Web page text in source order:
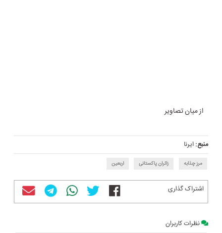
از میان تصاویر
منبع:ایرنا
مرز چذابه زائران پاکستانی اربعین
اشتراک گذاری
نظرات کاربران